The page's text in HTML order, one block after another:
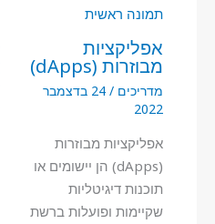
אפליקציות
מבוזרות (dApps)
מדריכים /
24 בדצמבר
2022
אפליקציות מבוזרות
(dApps) הן יישומים או
תוכנות דיגיטליות
שקיימות ופועלות ברשת